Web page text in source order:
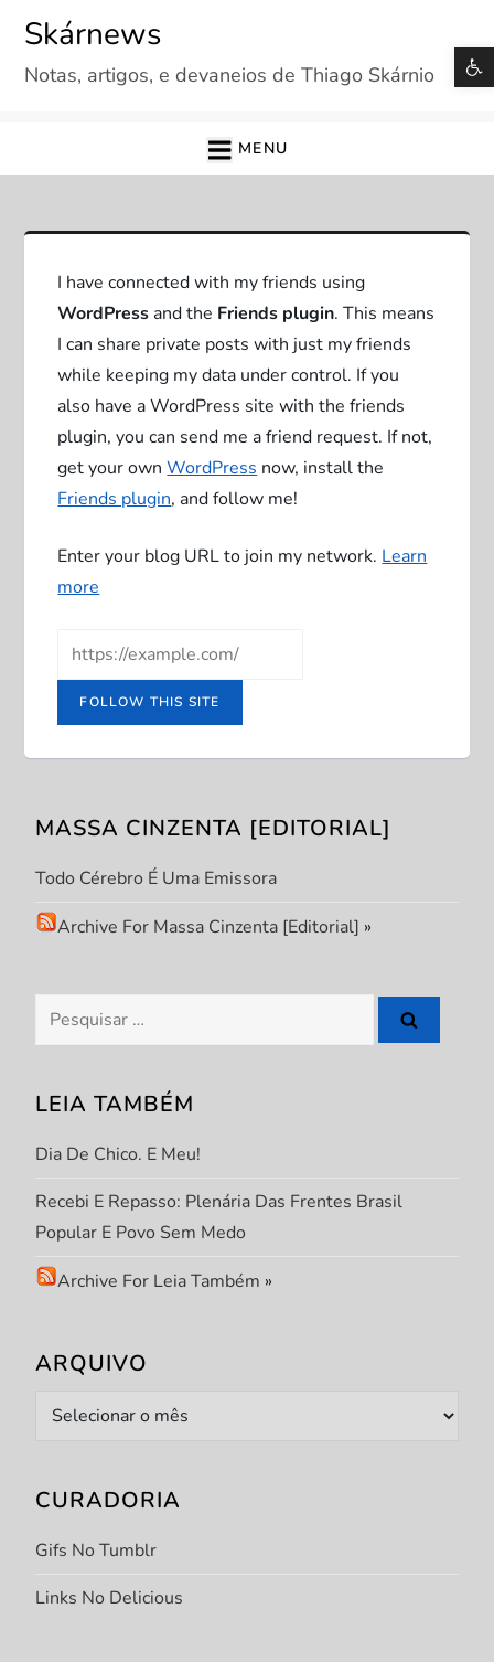
content
Skárnews
Notas, artigos, e devaneios de Thiago Skárnio
MENU
I have connected with my friends using
WordPress and the Friends plugin. This means
I can share private posts with just my friends
while keeping my data under control. If you
also have a WordPress site with the friends
plugin, you can send me a friend request. If not,
get your ownWordPress now, install the
Friends plugin, and follow me!
Enter your blog URL to join my network. Learn
more
FOLLOW THIS SITE
MASSA CINZENTA [EDITORIAL]
Todo Cérebro É Uma Emissora
Archive For Massa Cinzenta [Editorial] »
Pesquisar
por:
LEIA TAMBÉM
Dia De Chico. E Meu!
Recebi E Repasso: Plenária Das Frentes Brasil
Popular E Povo Sem Medo
Archive For Leia Também »
ARQUIVO
Arquivo
CURADORIA
Gifs No Tumblr
Links No Delicious